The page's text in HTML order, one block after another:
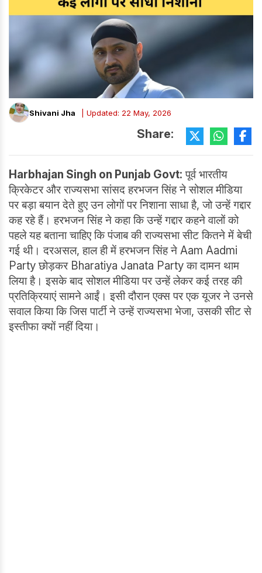
Shivani Jha | Updated: 22 May, 2026
Share:
Harbhajan Singh on Punjab Govt: पूर्व भारतीय
क्रिकेटर और राज्यसभा सांसद हरभजन सिंह ने सोशल मीडिया
पर बड़ा बयान देते हुए उन लोगों पर निशाना साधा है, जो उन्हें गद्दार
कह रहे हैं। हरभजन सिंह ने कहा कि उन्हें गद्दार कहने वालों को
पहले यह बताना चाहिए कि पंजाब की राज्यसभा सीट कितने में बेची
गई थी। दरअसल, हाल ही में हरभजन सिंह ने Aam Aadmi
Party छोड़कर Bharatiya Janata Party का दामन थाम
लिया है। इसके बाद सोशल मीडिया पर उन्हें लेकर कई तरह की
प्रतिक्रियाएं सामने आईं। इसी दौरान एक्स पर एक यूजर ने उनसे
सवाल किया कि जिस पार्टी ने उन्हें राज्यसभा भेजा, उसकी सीट से
इस्तीफा क्यों नहीं दिया।